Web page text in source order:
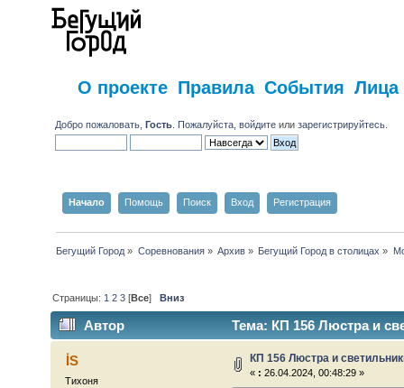
О проекте Правила События Лица
Добро пожаловать,Гость . Пожалуйста,войдите илизарегистрируйтесь
Начало Помощь Поиск Вход Регистрация
Бегущий Город » Соревнования» Архив » Бегущий Город в столицах »
Страницы: 1 2 3 [Все]Вниз
Автор Тема: КП 156 Люстра и
İS
Тихоня
КП 156 Люстра и
« : 26.04.2024, 00:48:29 »